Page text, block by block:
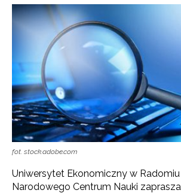
fot. stock.adobe.com
Uniwersytet Ekonomiczny w
Narodowego Centrum Nauki